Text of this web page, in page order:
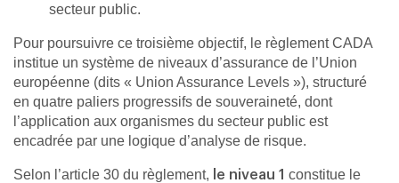
secteur public.
Pour poursuivre ce troisième objectif, le règlement CADA
institue un système de niveaux d’assurance de l’Union
européenne (dits « Union Assurance Levels »), structuré
en quatre paliers progressifs de souveraineté, dont
l’application aux organismes du secteur public est
encadrée par une logique d’analyse de risque.
Selon l’article 30 du règlement, le niveau 1 constitue le